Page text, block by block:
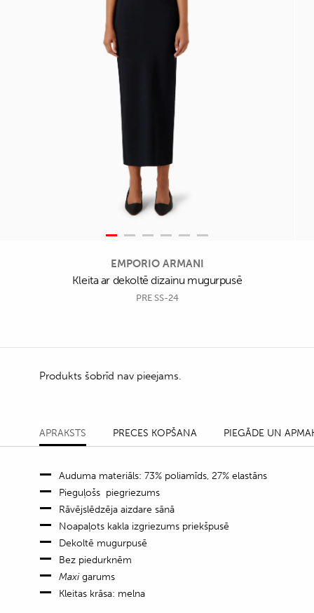
EMPORIO ARMANI
Kleita ar dekoltē dizainu mugurpusē
PRE SS-24
Produkts šobrīd nav pieejams.
APRAKSTS PRECES KOPŠANA PIEGĀDE UN
Auduma materiāls: 73% poliamīds, 27% elastāns
Pieguļošs piegriezums
Rāvējslēdzēja aizdare sānā
Noapaļots kakla izgriezums priekšpusē
Dekoltē mugurpusē
Bez piedurknēm
Maxigarums
Kleitas krāsa: melna